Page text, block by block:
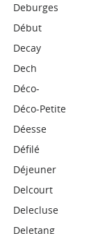
Deburges
Début
Decay
Dech
Déco-
Déco-Petite
Déesse
Défilé
Déjeuner
Delcourt
Delecluse
Deletang